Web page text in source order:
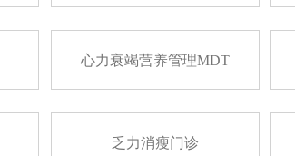
心力衰竭营养管理MDT
乏力消瘦门诊